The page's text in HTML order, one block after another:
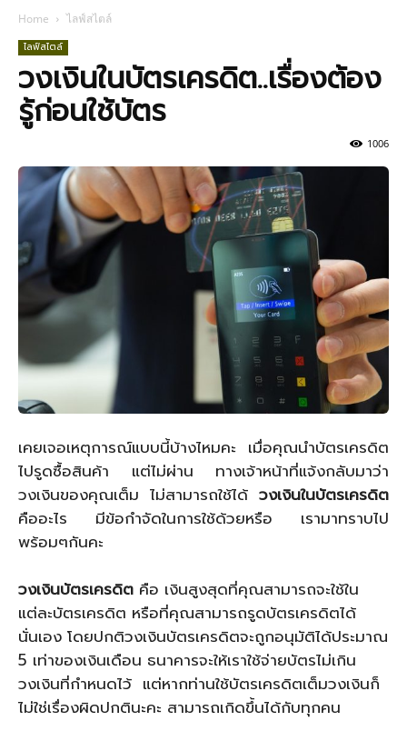
Home ไลฟ์สไตล์
ไลฟ์สไตล์
วงเงินในบัตรเครดิต..เรื่องต้อง
รู้ก่อนใช้บัตร
1006
เคยเจอเหตุการณ์แบบนี้บ้างไหมคะ เมื่อคุณนำบัตรเครดิต
ไปรูดซื้อสินค้า แต่ไม่ผ่าน ทางเจ้าหน้าที่แจ้งกลับมาว่า
วงเงินของคุณเต็ม ไม่สามารถใช้ได้ วงเงินในบัตรเครดิต
คืออะไร มีข้อกำจัดในการใช้ด้วยหรือ เรามาทราบไป
พร้อมๆกันคะ
วงเงินบัตรเครดิต คือ เงินสูงสุดที่คุณสามารถจะใช้ใน
แต่ละบัตรเครดิต หรือที่คุณสามารถรูดบัตรเครดิตได้
นั่นเอง โดยปกติวงเงินบัตรเครดิตจะถูกอนุมัติได้ประมาณ
5 เท่าของเงินเดือน ธนาคารจะให้เราใช้จ่ายบัตรไม่เกิน
วงเงินที่กำหนดไว้ แต่หากท่านใช้บัตรเครดิตเต็มวงเงินก็
ไม่ใช่เรื่องผิดปกตินะคะ สามารถเกิดขึ้นได้กับทุกคน